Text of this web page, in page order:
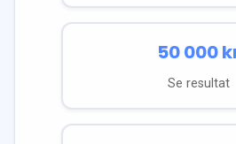
50 000
Se resultat